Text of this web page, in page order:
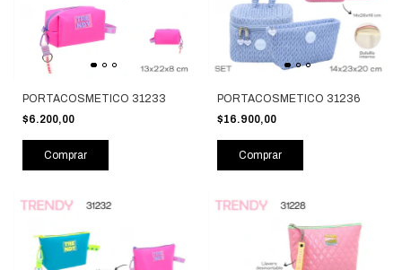
PORTACOSMETICO 31233
$6.200,00
Comprar
PORTACOSMETICO 31236
$16.900,00
Comprar